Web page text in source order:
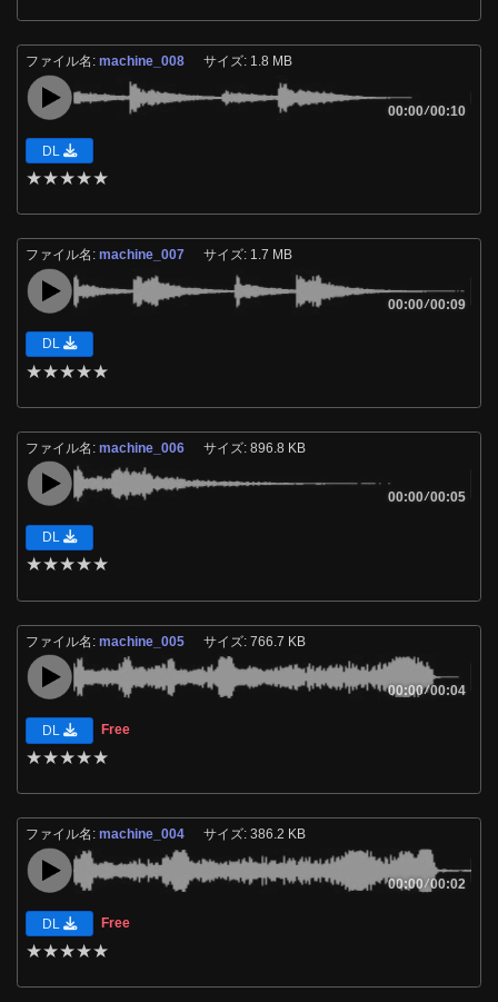
ファイル名:machine_008 サイズ: 1.8 MB
00:00/00:10
DL
★★★★★
ファイル名:machine_007 サイズ: 1.7 MB
00:00/00:09
DL
★★★★★
ファイル名:machine_006 サイズ: 896.8 KB
00:00/00:05
DL
★★★★★
ファイル名:machine_005 サイズ: 766.7 KB
00:00/00:04
DL Free
★★★★★
ファイル名:machine_004 サイズ: 386.2 KB
00:00 /00:02
DL Free
★★★★★